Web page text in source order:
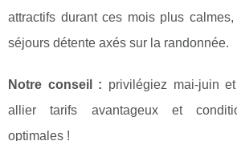
attractifs durant ces mois plus
séjours détente axés sur la randonnée.
Notre conseil : privilégiez mai-juin
allier tarifs avantageux et
optimales !